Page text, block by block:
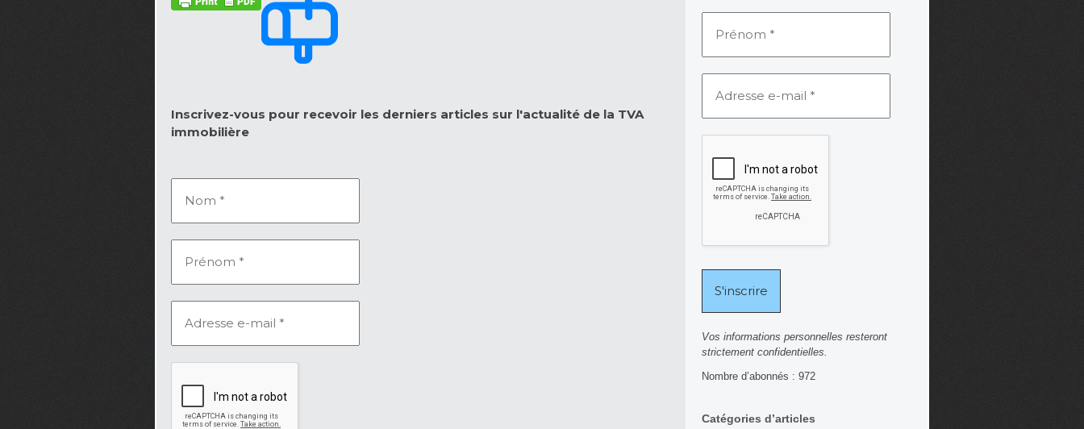
Inscrivez-vous pour recevoir les derniers articles sur l'actualité de la TVA
immobilière
Vos informations personnelles resteront
strictement confidentielles.
Nombre d’abonnés : 972
Catégories d’articles